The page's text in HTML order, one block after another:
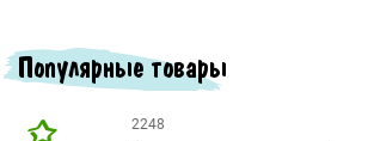
Популярные товары
2248